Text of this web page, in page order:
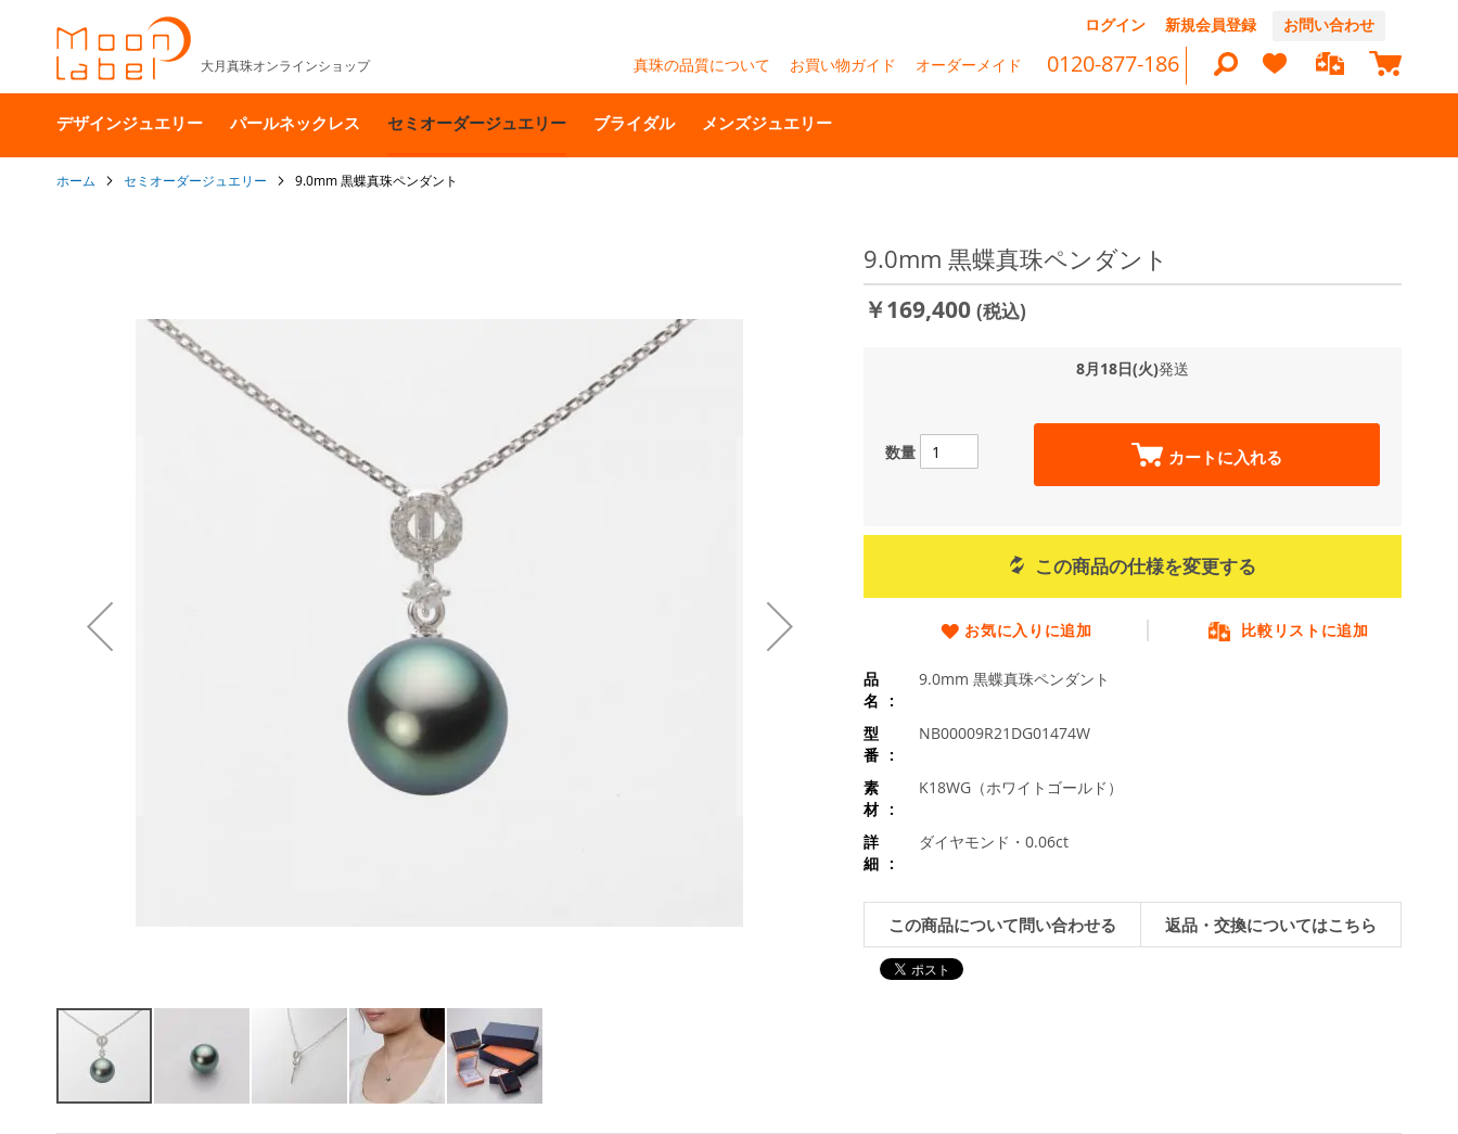
テ
ン
ツ
ログイン 新規会員登録 お問い合わせ
大月真珠オンラインショップ 真珠の品質について お買い物ガイド オーダーメイド 0120-877-186 マイカ
デザインジュエリー パールネックレス セミオーダージュエリー ブライダル メンズジュエリー
ホーム セミオーダージュエリー 9.0mm 黒蝶真珠ペンダント
9.0mm 黒蝶真珠ペンダント
￥169,400 (税込)
8月18日(火)発送
数量 カートに入れる
この商品の仕様を変更する
お気に入りに追加 比較リストに追加
品
名
9.0mm 黒蝶真珠ペンダント
型
番
NB00009R21DG01474W
素
材
K18WG（ホワイトゴールド）
詳
細
ダイヤモンド・0.06ct
この商品について問い合わせる 返品・交換についてはこちら